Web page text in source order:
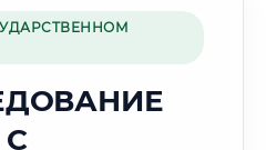
"Судебная экспертиза"
"Экспертиза"